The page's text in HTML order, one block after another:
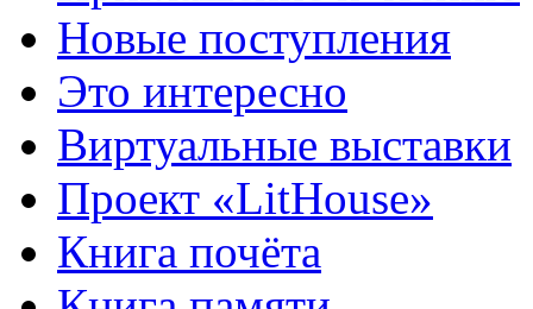
Новые поступления
Это интересно
Виртуальные выставки
Проект «LitHouse»
Книга почёта